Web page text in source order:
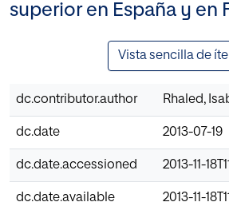
superior en España y en
Vista sencilla de
dc.contributor.author Rhaled,
dc.date 2013-07-19
dc.date.accessioned 2013-11-
dc.date.available 2013-11-